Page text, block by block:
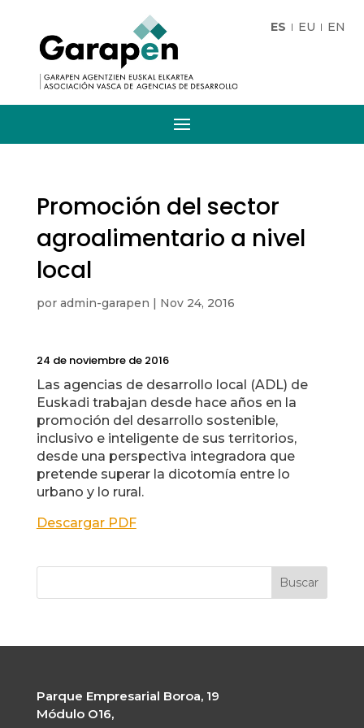
ES EU EN
Promoción del sector
agroalimentario a nivel
local
por admin-garapen | Nov 24, 2016
24 de noviembre de 2016
Las agencias de desarrollo local (ADL) de
Euskadi trabajan desde hace años en la
promoción del desarrollo sostenible,
inclusivo e inteligente de sus territorios,
desde una perspectiva integradora que
pretende superar la dicotomía entre lo
urbano y lo rural.
Descargar PDF
Parque Empresarial Boroa, 19
Módulo O16,